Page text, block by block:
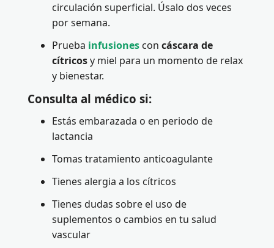
circulación superficial. Úsalo dos veces
por semana.
Prueba infusiones con cáscara de
cítricosy miel para un momento de relax
y bienestar.
Consulta al médico si:
Estás embarazada o en periodo de
lactancia
Tomas tratamiento anticoagulante
Tienes alergia a los cítricos
Tienes dudas sobre el uso de
suplementos o cambios en tu salud
vascular